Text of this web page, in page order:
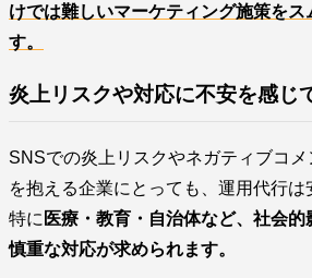
けでは難しいマーケティング施策をス
す。
炎上リスクや対応に不安を感じ
SNSでの炎上リスクやネガティブコ
を抱える企業にとっても、運用代行は
特に 医療・教育・自治体など、社会
慎重な対応が求められます。